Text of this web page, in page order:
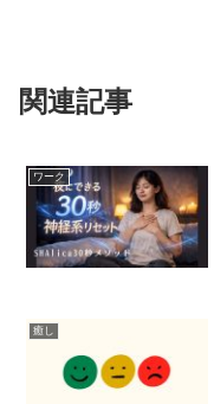
関連記事
ワーク
癒し